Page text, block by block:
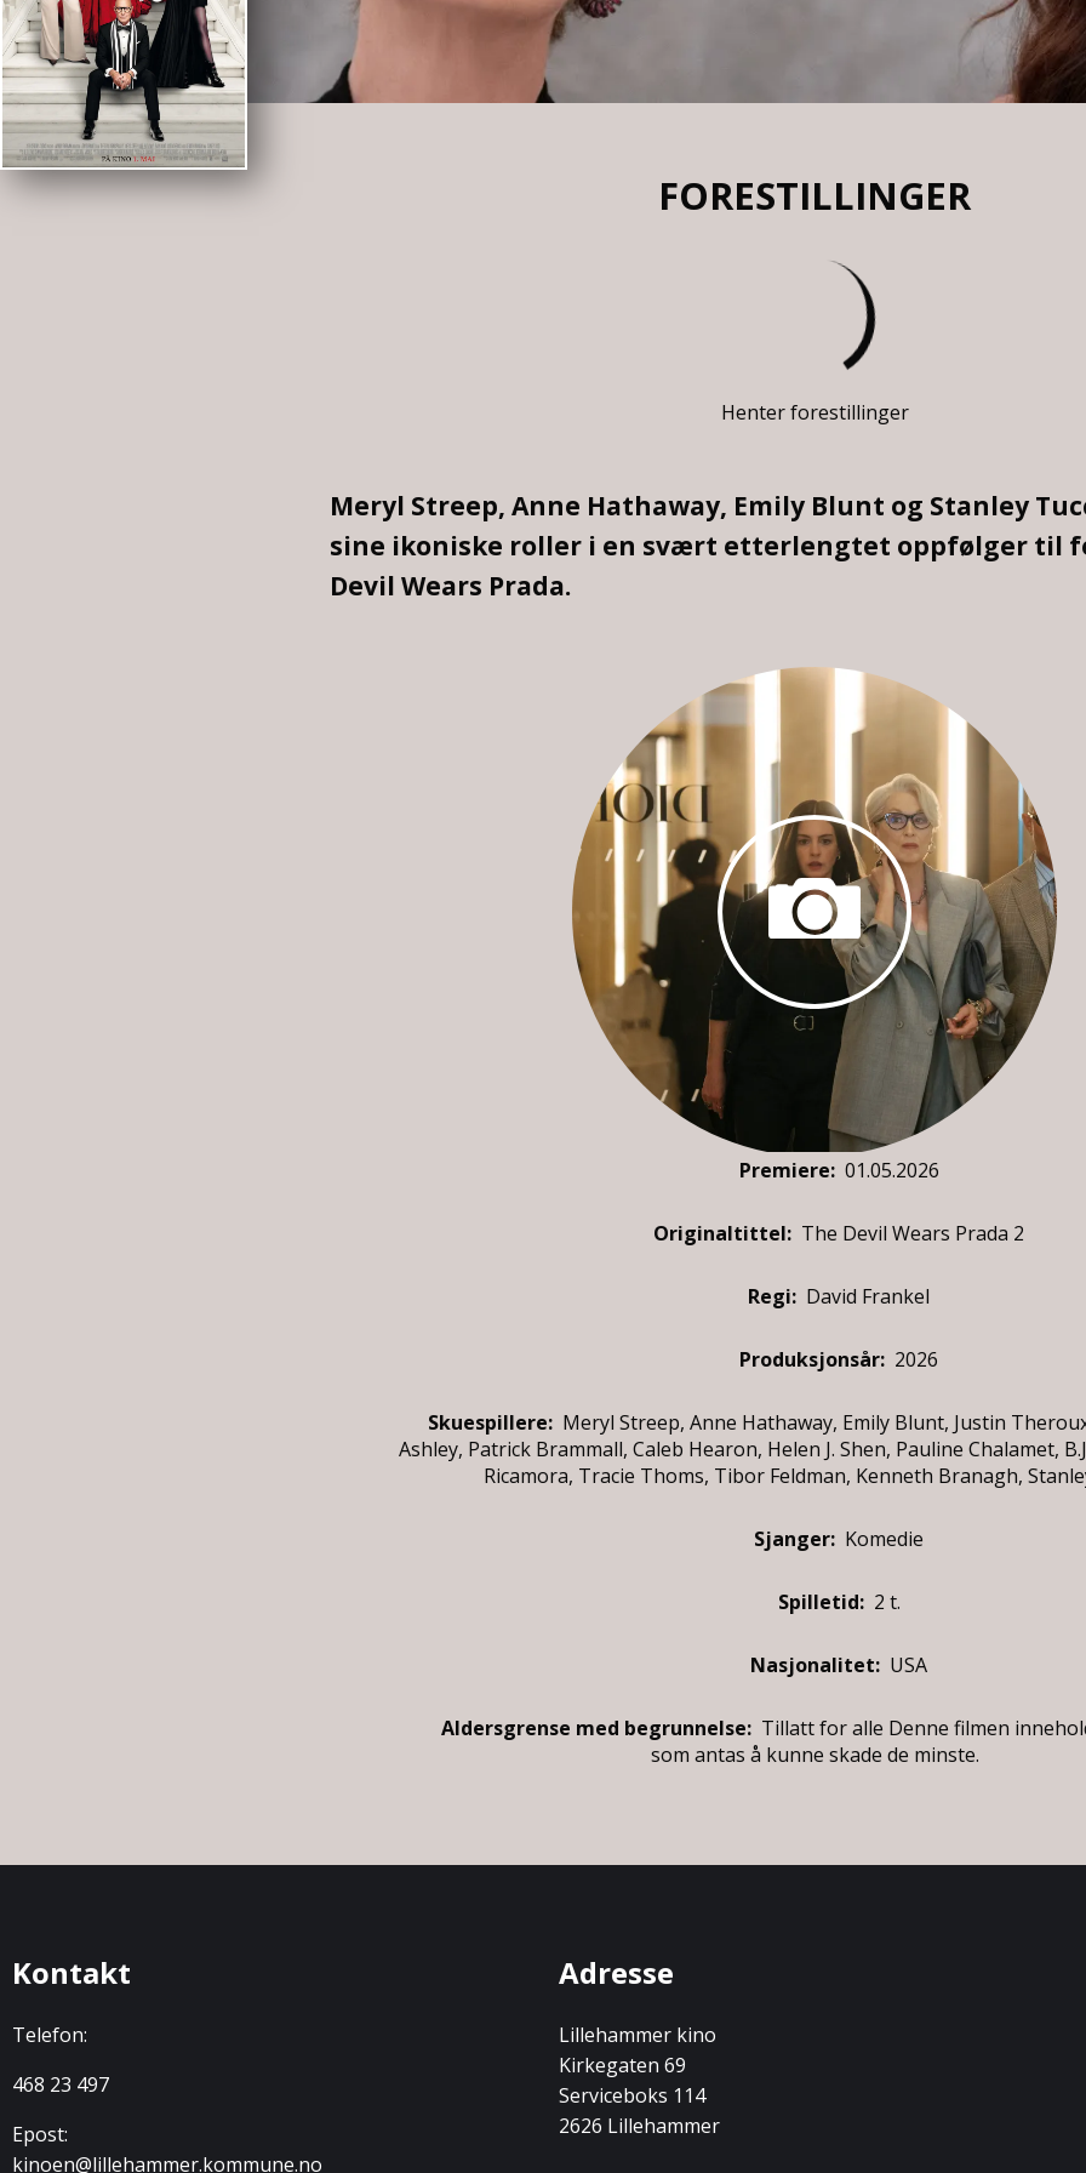
FORESTILLINGER
Henter forestillinger
Meryl Streep, Anne Hathaway, Emily Blunt og Stanley
sine ikoniske roller i en svært etterlengtet oppfølger til
Devil Wears Prada.
Premiere: 01.05.2026
Originaltittel: The Devil Wears Prada 2
Regi: David Frankel
Produksjonsår: 2026
Skuespillere: Meryl Streep, Anne Hathaway, Emily Blunt, Justin
Ashley, Patrick Brammall, Caleb Hearon, Helen J. Shen, Pauline Chalamet,
Ricamora, Tracie Thoms, Tibor Feldman, Kenneth Branagh,
Sjanger: Komedie
Spilletid: 2 t.
Nasjonalitet: USA
Aldersgrense med begrunnelse: Tillatt for alle Denne filmen
som antas å kunne skade de minste.
Kontakt
Telefon:
468 23 497
Epost:
kinoen@lillehammer.kommune.no
Adresse
Lillehammer kino
Kirkegaten 69
Serviceboks 114
2626 Lillehammer